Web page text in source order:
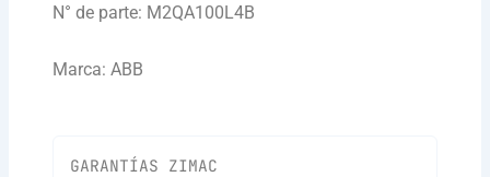
N° de parte: M2QA100L4B
Marca: ABB
GARANTÍAS ZIMAC